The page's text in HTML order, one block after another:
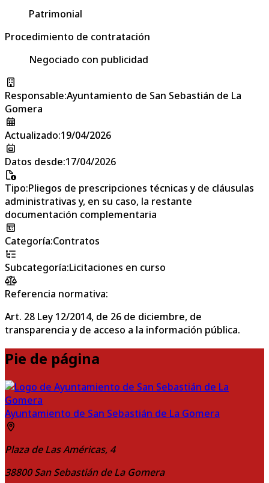
Patrimonial
Procedimiento de contratación
Negociado con publicidad
Responsable:Ayuntamiento de San Sebastián de La
Gomera
Actualizado:19/04/2026
Datos desde:17/04/2026
Tipo:Pliegos de prescripciones técnicas y de cláusulas
administrativas y, en su caso, la restante
documentación complementaria
Categoría:Contratos
Subcategoría:Licitaciones en curso
Referencia normativa:
Art. 28 Ley 12/2014, de 26 de diciembre, de
transparencia y de acceso a la información pública.
Pie de página
Ayuntamiento de San Sebastián de La Gomera
Plaza de Las Américas, 4
38800 San Sebastián de La Gomera